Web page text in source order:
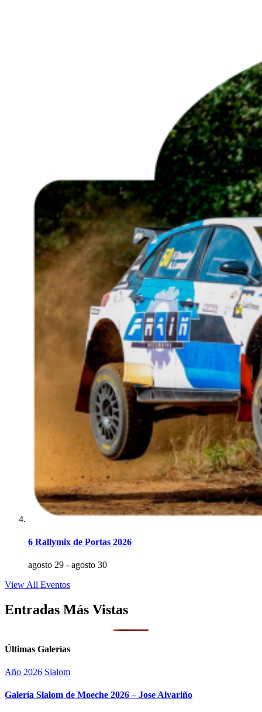
6 Rallymix de Portas 2026
agosto 29 - agosto 30
View All Eventos
Entradas Más Vistas
Últimas Galerías
Año 2026 Slalom
Galería Slalom de Moeche 2026 – Jose Alvariño